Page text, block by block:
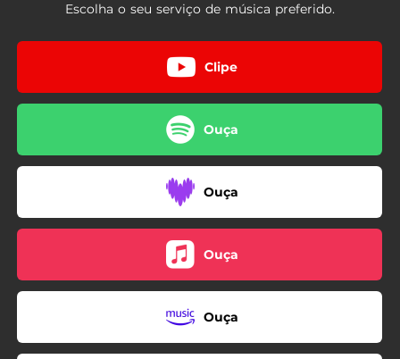
Escolha o seu serviço de música preferido.
Clipe
Ouça
Ouça
Ouça
Ouça